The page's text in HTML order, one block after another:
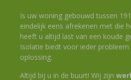
Is uw woning gebouwd tussen
eindelijk eens afrekenen met die
heeft u altijd last van een koude
Isolatie biedt voor ieder probleem
oplossing.
Altijd bij u in de buurt! Wij zijn